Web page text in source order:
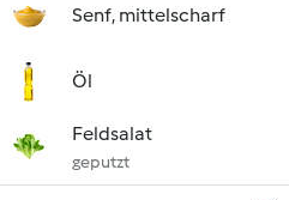
Senf, mittelscharf
Öl
Feldsalat
geputzt